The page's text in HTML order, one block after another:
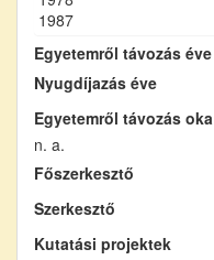
1987
Egyetemről távozás éve
Nyugdíjazás éve
Egyetemről távozás oka
n. a.
Főszerkesztő
Szerkesztő
Kutatási projektek